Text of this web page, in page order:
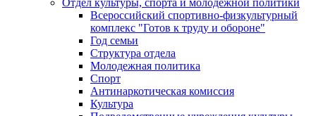
Отдел культуры, спорта и молодежной политики
Всероссийский спортивно-физкультурный
комплекс "Готов к труду и обороне"
Год семьи
Структура отдела
Молодежная политика
Спорт
Антинаркотическая комиссия
Культура